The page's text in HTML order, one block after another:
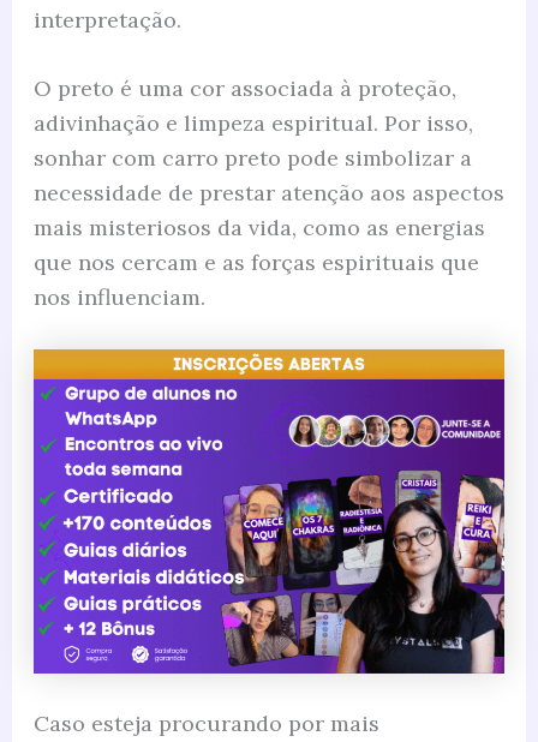
interpretação.
O preto é uma cor associada à proteção,
adivinhação e limpeza espiritual. Por isso,
sonhar com carro preto pode simbolizar a
necessidade de prestar atenção aos aspectos
mais misteriosos da vida, como as energias
que nos cercam e as forças espirituais que
nos influenciam.
Caso esteja procurando por mais